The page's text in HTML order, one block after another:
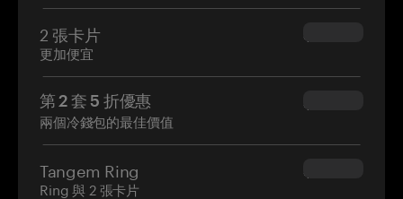
2 張卡片
更加便宜
$54.90
第 2 套 5 折優惠
兩個冷錢包的最佳價值
$34.95
Tangem Ring
Ring 與 2 張卡片
$160.00